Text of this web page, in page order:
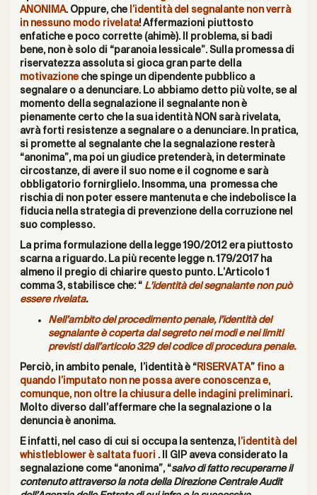
ANONIMA. Oppure, che l’identità del segnalante non verrà
in nessuno modo rivelata! Affermazioni piuttosto
enfatiche e poco corrette (ahimè). Il problema, si badi
bene, non è solo di “paranoia lessicale”. Sulla promessa di
riservatezza assoluta si gioca gran parte della
motivazioneche spinge un dipendente pubblico a
segnalare o a denunciare. Lo abbiamo detto più volte, se al
momento della segnalazione il segnalante non è
pienamente certo che la sua identità NON sarà rivelata,
avrà forti resistenze a segnalare o a denunciare. In pratica,
si promette al segnalante che la segnalazione resterà
“anonima”, ma poi un giudice pretenderà, in determinate
circostanze, di avere il suo nome e il cognome e sarà
obbligatorio fornirglielo. Insomma, una promessa che
rischia di non poter essere mantenuta e che indebolisce la
fiducia nella strategia di prevenzione della corruzione nel
suo complesso.
La prima formulazione della legge 190/2012 era piuttosto
scarna a riguardo. La più recente legge n. 179/2017 ha
almeno il pregio di chiarire questo punto. L’Articolo 1
comma 3, stabilisce che: “ L’identità del segnalante non può
essere rivelata.
Nell’ambito del procedimento penale, l’identità del
segnalante è coperta dal segreto nei modi e nei limiti
previsti dall’articolo 329 del codice di procedura penale.
Perciò, in ambito penale, l’identità è “RISERVATA” fino a
quando l’imputato non ne possa avere conoscenza e,
comunque, non oltre la chiusura delle indagini preliminari.
Molto diverso dall’affermare che la segnalazione o la
denuncia è anonima.
E infatti, nel caso di cui si occupa la sentenza, l’identità del
whistleblower è saltata fuori . Il GIP aveva considerato la
segnalazione come “anonima”, “salvo di fatto recuperarne il
contenuto attraverso la nota della Direzione Centrale Audit